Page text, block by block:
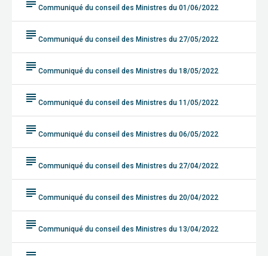
subject Communiqué du conseil des Ministres du 01/06/2022
subject Communiqué du conseil des Ministres du 27/05/2022
subject Communiqué du conseil des Ministres du 18/05/2022
subject Communiqué du conseil des Ministres du 11/05/2022
subject Communiqué du conseil des Ministres du 06/05/2022
subject Communiqué du conseil des Ministres du 27/04/2022
subject Communiqué du conseil des Ministres du 20/04/2022
subject Communiqué du conseil des Ministres du 13/04/2022